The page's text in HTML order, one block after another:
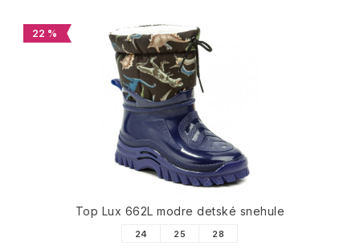
22 %
Top Lux 662L modre detské snehule
24 25 28